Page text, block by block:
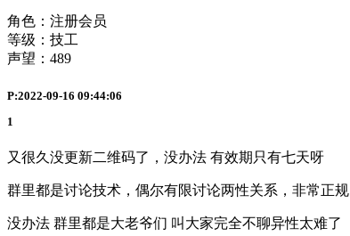
角色：注册会员
等级：技工
声望： 489
P:2022-09-16 09:44:06
1
又很久没更新二维码了，没办法 有效期只有七天呀
群里都是讨论技术，偶尔有限讨论两性关系，非常正规
没办法 群里都是大老爷们 叫大家完全不聊异性太难了